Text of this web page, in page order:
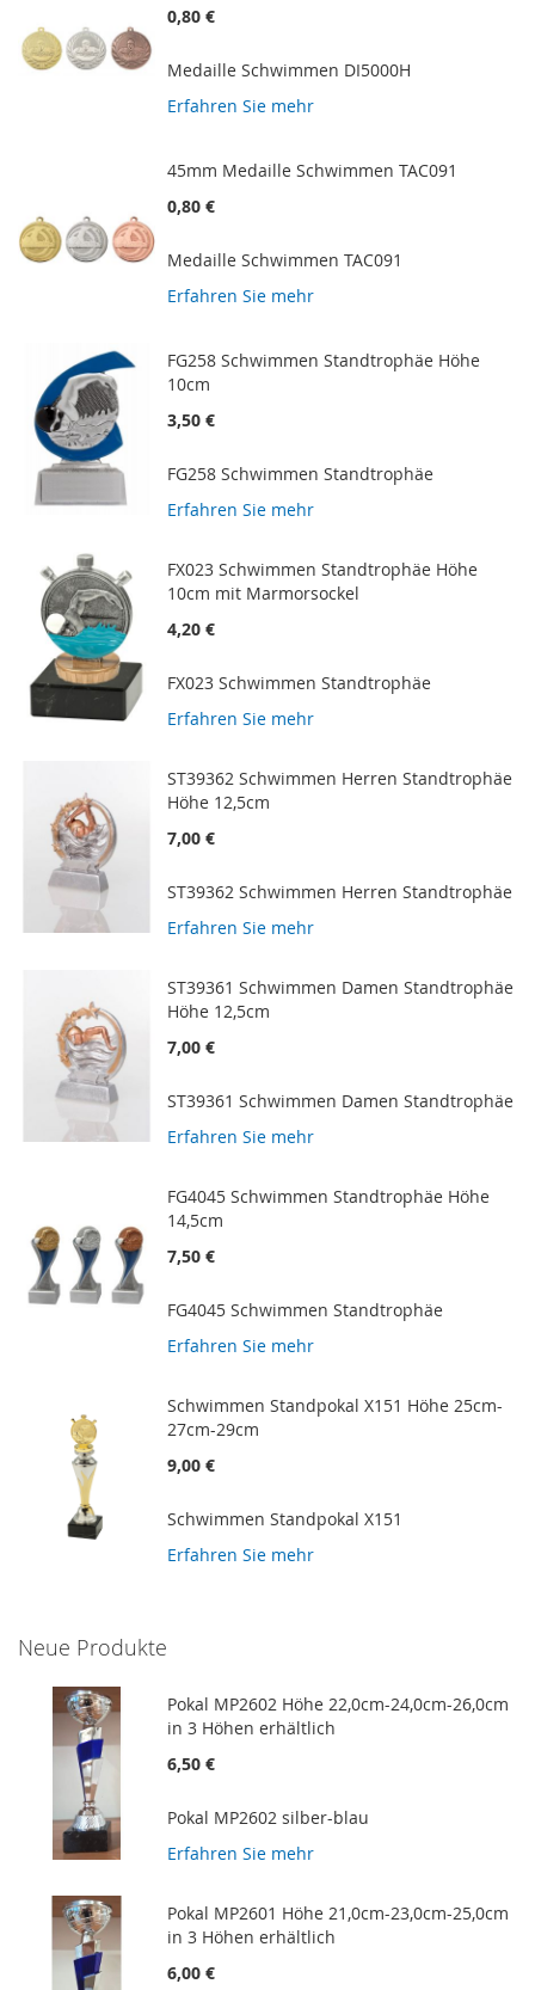
0,80 €
Medaille Schwimmen DI5000H
Erfahren Sie mehr
45mm Medaille Schwimmen TAC091
0,80 €
Medaille Schwimmen TAC091
Erfahren Sie mehr
FG258 Schwimmen Standtrophäe Höhe
10cm
3,50 €
FG258 Schwimmen Standtrophäe
Erfahren Sie mehr
FX023 Schwimmen Standtrophäe Höhe
10cm mit Marmorsockel
4,20 €
FX023 Schwimmen Standtrophäe
Erfahren Sie mehr
ST39362 Schwimmen Herren Standtrophäe
Höhe 12,5cm
7,00 €
ST39362 Schwimmen Herren Standtrophäe
Erfahren Sie mehr
ST39361 Schwimmen Damen Standtrophäe
Höhe 12,5cm
7,00 €
ST39361 Schwimmen Damen Standtrophäe
Erfahren Sie mehr
FG4045 Schwimmen Standtrophäe Höhe
14,5cm
7,50 €
FG4045 Schwimmen Standtrophäe
Erfahren Sie mehr
Schwimmen Standpokal X151 Höhe 25cm-
27cm-29cm
9,00 €
Schwimmen Standpokal X151
Erfahren Sie mehr
Neue Produkte
Pokal MP2602 Höhe 22,0cm-24,0cm-26,0cm
in 3 Höhen erhältlich
6,50 €
Pokal MP2602 silber-blau
Erfahren Sie mehr
Pokal MP2601 Höhe 21,0cm-23,0cm-25,0cm
in 3 Höhen erhältlich
6,00 €